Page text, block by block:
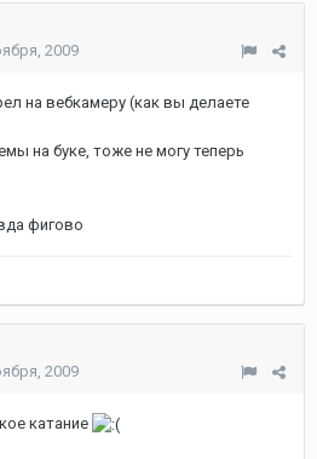
2009
на вебкамеру (как вы делаете
на буке, тоже не могу теперь
фигово
2009
катание